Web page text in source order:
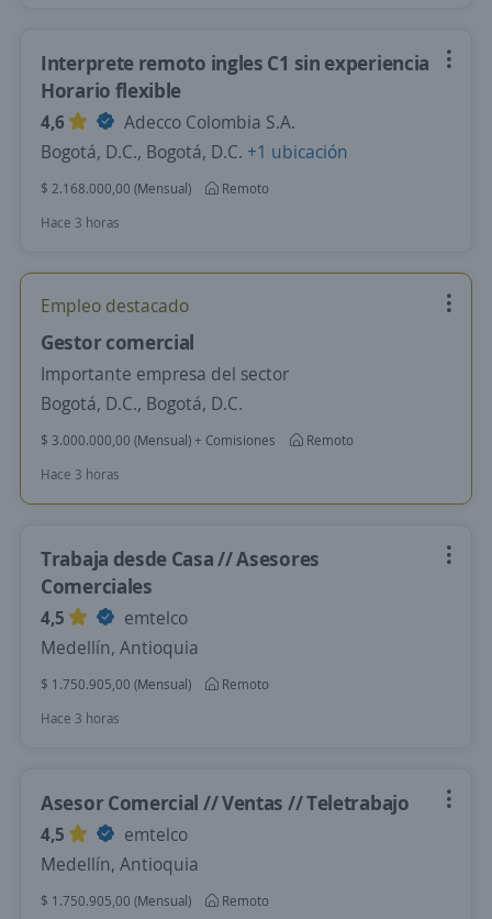
Interprete remoto ingles C1 sin experiencia
Horario flexible
4,6
Adecco Colombia S.A.
Bogotá, D.C., Bogotá, D.C. +1 ubicación
$ 2.168.000,00 (Mensual)
Remoto
Hace 3 horas
Empleo destacado
Gestor comercial
Importante empresa del sector
Bogotá, D.C., Bogotá, D.C.
$ 3.000.000,00 (Mensual) + Comisiones
Remoto
Hace 3 horas
Trabaja desde Casa // Asesores
Comerciales
4,5
emtelco
Medellín, Antioquia
$ 1.750.905,00 (Mensual)
Remoto
Hace 3 horas
Asesor Comercial // Ventas // Teletrabajo
4,5
emtelco
Medellín, Antioquia
$ 1.750.905,00 (Mensual)
Remoto